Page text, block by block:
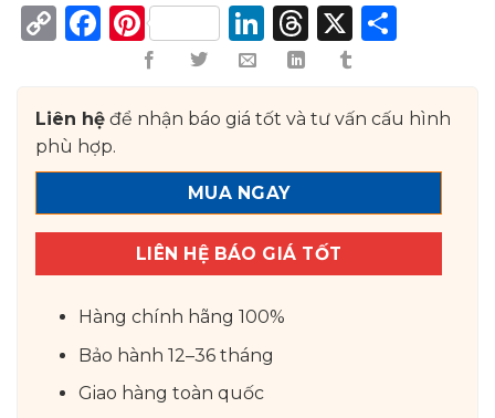
CopyFacebook
PinterestLinkedIn
Threads
X
Liên hệ để nhận báo giá tốt và tư vấn cấu hình
phù hợp.
MUA NGAY
LIÊN HỆ BÁO GIÁ TỐT
Hàng chính hãng 100%
Bảo hành 12–36 tháng
Giao hàng toàn quốc